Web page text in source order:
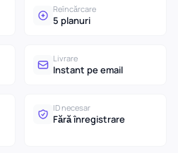
Reîncărcare
5 planuri
Livrare
Instant pe email
ID necesar
Fără înregistrare